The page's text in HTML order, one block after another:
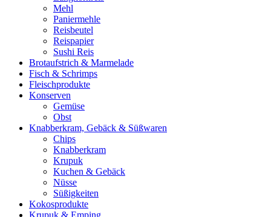
Mehl
Paniermehle
Reisbeutel
Reispapier
Sushi Reis
Brotaufstrich & Marmelade
Fisch & Schrimps
Fleischprodukte
Konserven
Gemüse
Obst
Knabberkram, Gebäck & Süßwaren
Chips
Knabberkram
Krupuk
Kuchen & Gebäck
Nüsse
Süßigkeiten
Kokosprodukte
Krupuk & Emping